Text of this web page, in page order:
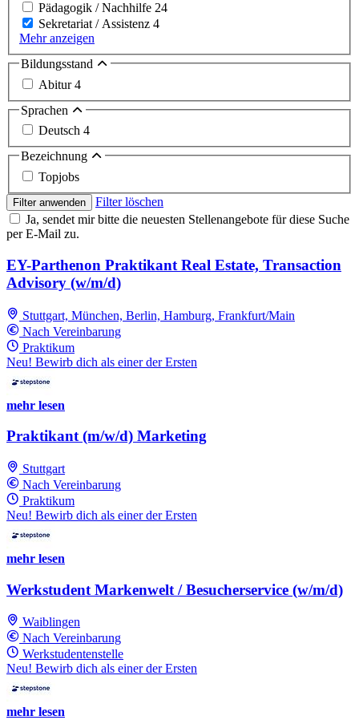
Pädagogik / Nachhilfe 24
Sekretariat / Assistenz 4
Mehr anzeigen
Bildungsstand
Abitur4
Sprachen
Deutsch 4
Bezeichnung
Topjobs
Filter anwenden
Filter löschen
Ja, sendet mir bitte die neuesten Stellenangebote für diese Suche
per E-Mail zu.
EY-Parthenon Praktikant Real Estate, Transaction
Advisory (w/m/d)
Stuttgart, München, Berlin, Hamburg, Frankfurt/Main
Nach Vereinbarung
Praktikum
Neu! Bewirb dich als einer der Ersten
mehr lesen
Praktikant (m/w/d) Marketing
Stuttgart
Nach Vereinbarung
Praktikum
Neu! Bewirb dich als einer der Ersten
mehr lesen
Werkstudent Markenwelt / Besucherservice (w/m/d)
Waiblingen
Nach Vereinbarung
Werkstudentenstelle
Neu! Bewirb dich als einer der Ersten
mehr lesen